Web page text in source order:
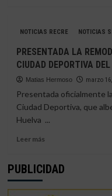
MEJORAS
LA
CIUDAD
DEPORTIVA
DEL
CONTINÚAN
SU
NOTICIAS RECRE NOTICIAS
PRESENTADA LA
CIUDAD DEPORTIVA DEL
Matias Hermoso marzo
Presentada oficialmente
Ciudad Deportiva, que
Huelva ...
Leer másLeer
PRESENTADA
REMODELACIÓN
PUBLICIDAD